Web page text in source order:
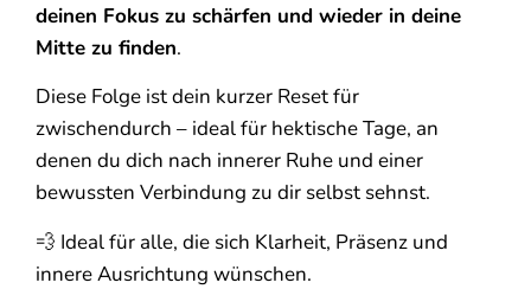
deinen Fokus zu schärfen und wieder in deine
Mitte zu finden.
Diese Folge ist dein kurzer Reset für
zwischendurch – ideal für hektische Tage, an
denen du dich nach innerer Ruhe und einer
bewussten Verbindung zu dir selbst sehnst.
💨 Ideal für alle, die sich Klarheit, Präsenz und
innere Ausrichtung wünschen.